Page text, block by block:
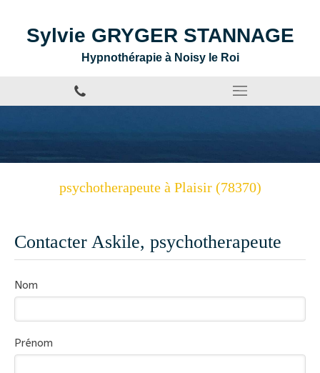
Sylvie GRYGER STANNAGE
Hypnothérapie à Noisy le Roi
psychotherapeute à Plaisir (78370)
Contacter Askile, psychotherapeute
Nom
Prénom